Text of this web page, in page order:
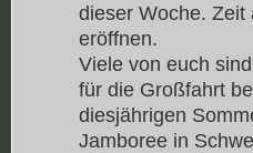
dieser Woche. Zeit
eröffnen.
Viele von euch
für die Großfahrt
diesjährigen
Jamboree in